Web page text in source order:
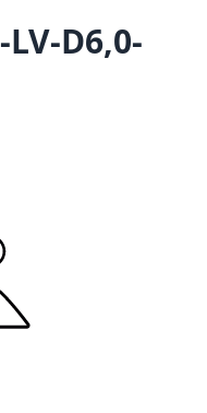
D6,0-